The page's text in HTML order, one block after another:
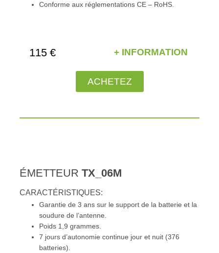
Conforme aux réglementations CE – RoHS.
115 € + INFORMATION
ACHETEZ
ÉMETTEUR TX_06M
CARACTÉRISTIQUES:
Garantie de 3 ans sur le support de la batterie et la
soudure de l’antenne.
Poids 1,9 grammes.
7 jours d’autonomie continue jour et nuit (376
batteries).